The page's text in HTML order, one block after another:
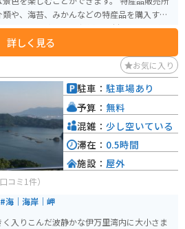
や、海苔、みかんなどの特産品を購入する
ランでは、太良町の新鮮な食材を使った料理
を走る国道207号線は、信号が少なく、景色
です。 道の駅 太良は、休憩場所としてだけ
るスポットとしてもおすすめです。
詳しく見る
お気に入り
口コミ1件）
#海｜海岸｜岬
入りこんだ波静かな伊万里湾内に大小さま
駐車： 駐車場あり
予算： 無料
混雑： 少し空いている
滞在： 0.5時間
施設： 屋外